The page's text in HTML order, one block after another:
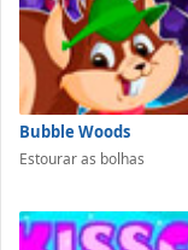
Bubble Woods
Estourar as bolhas